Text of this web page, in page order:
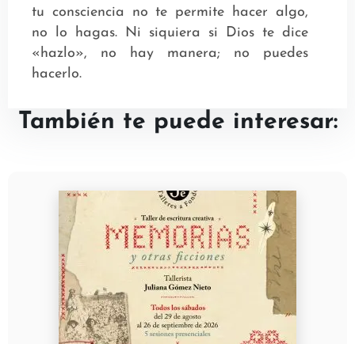
tu consciencia no te permite hacer algo,
no lo hagas. Ni siquiera si Dios te dice
«hazlo», no hay manera; no puedes
hacerlo.
También te puede interesar: